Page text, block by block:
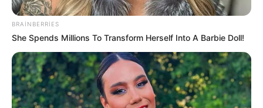
20:47 / 05 Avqust 2026
Təcili! İsrail hərəkətə keçdi -Bu ölkə
BOMBALANIR
BRAINBERRIES
She Spends Millions To Transform Herself Into A Barbie Doll!